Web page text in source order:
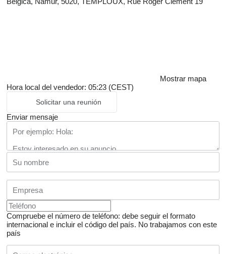
Mostrar mapa
Hora local del vendedor: 05:23 (CEST)
Solicitar una reunión
Enviar mensaje
Compruebe el número de teléfono: debe seguir el formato
internacional e incluir el código del país. No trabajamos con este
país